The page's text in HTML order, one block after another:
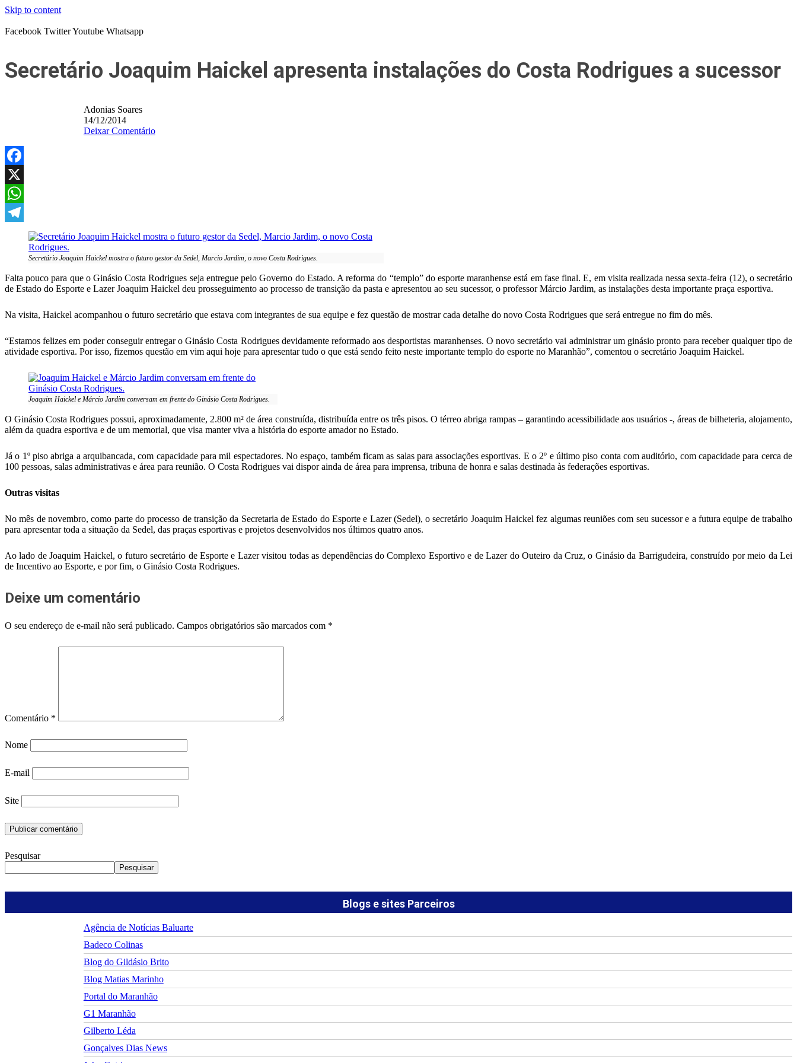
Skip to content
Facebook TwitterYoutube Whatsapp
Secretário Joaquim Haickel apresenta instalações do Costa Rodrigues a sucessor
Adonias Soares
14/12/2014
Deixar Comentário
Facebook
X
WhatsApp
Telegram
Secretário Joaquim Haickel mostra o futuro gestor da Sedel, Marcio Jardim, o novo Costa Rodrigues.
Falta pouco para que o Ginásio Costa Rodrigues seja entregue pelo Governo do Estado. A reforma do “templo” do esporte maranhense está em fase final. E, em visita realizada nessa sexta-feira (12), o secretário
de Estado do Esporte e Lazer Joaquim Haickel deu prosseguimento ao processo de transição da pasta e apresentou ao seu sucessor, o professor Márcio Jardim, as instalações desta importante praça esportiva.
Na visita, Haickel acompanhou o futuro secretário que estava com integrantes de sua equipe e fez questão de mostrar cada detalhe do novo Costa Rodrigues que será entregue no fim do mês.
“Estamos felizes em poder conseguir entregar o Ginásio Costa Rodrigues devidamente reformado aos desportistas maranhenses. O novo secretário vai administrar um ginásio pronto para receber qualquer tipo de
atividade esportiva. Por isso, fizemos questão em vim aqui hoje para apresentar tudo o que está sendo feito neste importante templo do esporte no Maranhão”, comentou o secretário Joaquim Haickel.
Joaquim Haickel e Márcio Jardim conversam em frente do Ginásio Costa Rodrigues.
O Ginásio Costa Rodrigues possui, aproximadamente, 2.800 m² de área construída, distribuída entre os três pisos. O térreo abriga rampas – garantindo acessibilidade aos usuários -, áreas de bilheteria, alojamento,
além da quadra esportiva e de um memorial, que visa manter viva a história do esporte amador no Estado.
Já o 1º piso abriga a arquibancada, com capacidade para mil espectadores. No espaço, também ficam as salas para associações esportivas. E o 2º e último piso conta com auditório, com capacidade para cerca de
100 pessoas, salas administrativas e área para reunião. O Costa Rodrigues vai dispor ainda de área para imprensa, tribuna de honra e salas destinada às federações esportivas.
Outras visitas
No mês de novembro, como parte do processo de transição da Secretaria de Estado do Esporte e Lazer (Sedel), o secretário Joaquim Haickel fez algumas reuniões com seu sucessor e a futura equipe de trabalho
para apresentar toda a situação da Sedel, das praças esportivas e projetos desenvolvidos nos últimos quatro anos.
Ao lado de Joaquim Haickel, o futuro secretário de Esporte e Lazer visitou todas as dependências do Complexo Esportivo e de Lazer do Outeiro da Cruz, o Ginásio da Barrigudeira, construído por meio da Lei
de Incentivo ao Esporte, e por fim, o Ginásio Costa Rodrigues.
Deixe um comentário
O seu endereço de e-mail não será publicado. Campos obrigatórios são marcados com *
Comentário *
Nome
E-mail
Site
Pesquisar
Pesquisar
Blogs e sites Parceiros
Agência de Notícias Baluarte
Badeco Colinas
Blog do Gildásio Brito
Blog Matias Marinho
Portal do Maranhão
G1 Maranhão
Gilberto Léda
Gonçalves Dias News